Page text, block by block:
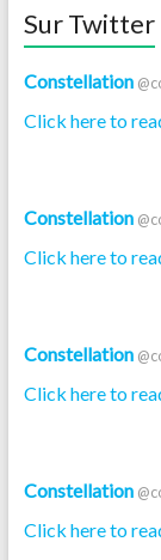
Sur Twitter
Constellation
Click here to
Constellation
Click here to
Constellation
Click here to
Constellation
Click here to